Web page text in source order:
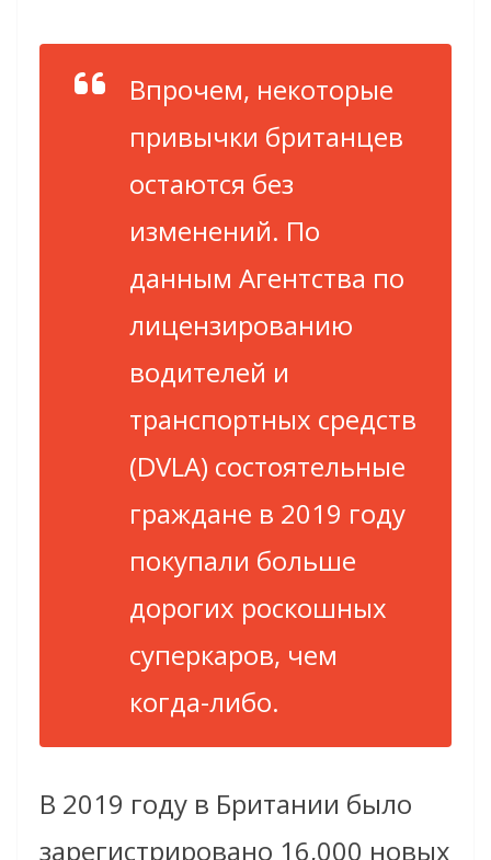
Впрочем, некоторые
привычки британцев
остаются без
изменений. По
данным Агентства по
лицензированию
водителей и
транспортных средств
(DVLA) состоятельные
граждане в 2019 году
покупали больше
дорогих роскошных
суперкаров, чем
когда-либо.
В 2019 году в Британии было
зарегистрировано 16,000 новых